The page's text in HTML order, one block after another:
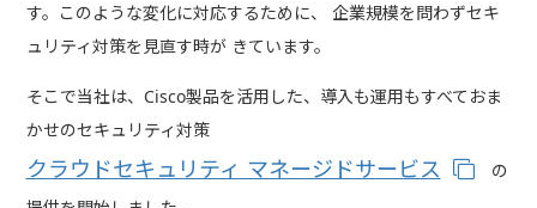
す。このような変化に対応するために、 企業規模を問わずセキ
ュリティ対策を⾒直す時が きています。
そこで当社は、Cisco製品を活用した、導入も運用もすべておま
かせのセキュリティ対策
クラウドセキュリティ マネージドサービス
の